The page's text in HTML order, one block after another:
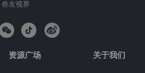
叁友视界
资源广场 关于我们